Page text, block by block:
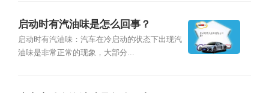
启动时有汽油味是怎么回事？
启动时有汽油味：汽车在冷启动的状态下出现汽
油味是非常正常的现象，大部分...